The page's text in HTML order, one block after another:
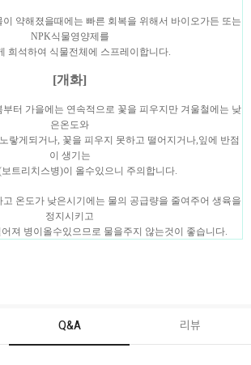
이 약해졌을때에는 빠른 회복을 위해서 바이오가든 또는
NPK식물영양제를
희석하여 식물전체에 스프레이합니다.
[개화]
부터 가을에는 연속적으로 꽃을 피우지만 겨울철에는 낮
은온도와
랗게되거나, 꽃을 피우지 못하고 떨어지거나,잎에 반점
이 생기는
트리치스병)이 올수있으니 주의합니다.
고 온도가 낮은시기에는 물의 공급량을 줄여주어 생육을
정지시키고
져 병이올수있으므로 물을주지 않는것이 좋습니다.
Q&A 리뷰